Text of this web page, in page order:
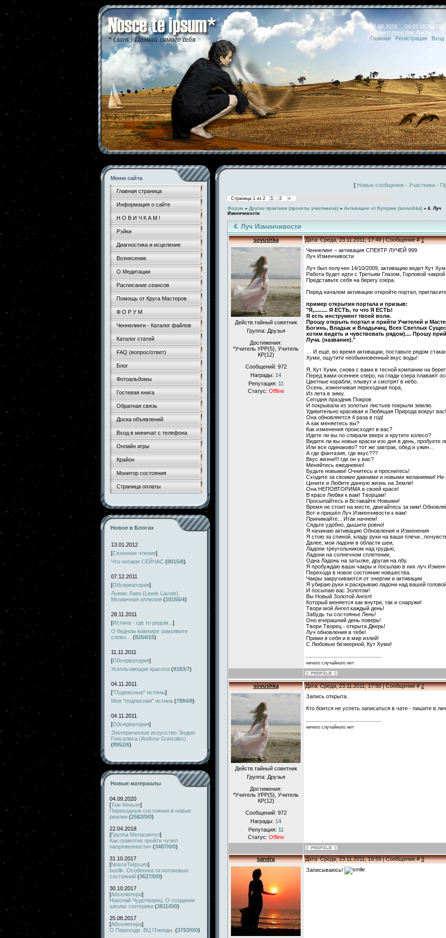
08.08.2026 04:03 МСК/СПБ
Приветствую Вас Гость
Главная | Регистрация | Вход
Меню сайта
Главная страница
Информация о сайте
Н О В И Ч К А М !
Рэйки
Диагностика и исцеление
Вознесение
О Медитации
Расписание сеансов
Помощь от Круга Мастеров
Ф О Р У М
Ченнелинги - Каталог файлов
Каталог статей
FAQ (вопрос/ответ)
Блог
Фотоальбомы
Гостевая книга
Обратная связь
Доска объявлений
Вход в миничат с телефона
Онлайн игры
Крайон
Монитор состояния
Страница оплаты
Новое в Блогах
13.01.2012
[Сезонное чтение]
Что читаем СЕЙЧАС (8015/8)
07.12.2011
[Обсерватория]
Льюис Лаво (Lewis Lavoie).
Мозаичная иллюзия (10155/4)
28.11.2011
[Истина - где то рядом... ]
О бедном вампире замолвите
слово…
(8254/15)
11.11.2011
[Обсерватория]
Ускользающая красота (9183/7)
04.11.2011
["Подписные" истины]
Моя "подписная" истина (7884/8)
04.11.2011
[Обсерватория]
Эзотерическое искусство Эндрю
Гонсалеса (Andrew Gonzalez)
(8952/6)
Новые материалы
04.09.2020
[Том Кеньон]
Переходные состояния в новые
реалии (2582/0/0)
22.04.2018
[Группа Метасинтез]
Как грамотно пройти «узел
напряженности» (3487/0/0)
31.10.2017
[NosceTeIpsum]
buzlik. Особенности потоковых
состояний (3627/0/0)
30.10.2017
[Абсолютера]
Николай Чудотворец. О создании
школы эзотерики (3811/0/0)
25.08.2017
[Абсолютера]
О Переходе. ВЦ Плеяды. (3793/0/0)
[ Новые сообщения · Участники ·
Страница 1 из 2 1 2
»
Форум » Другие практики (проекты участников) » Активации от Кутхуми (sovushka) » 4. Луч
Изменчивости
4. Луч Изменчивости
sovushka Дата: Среда, 23.11.2011, 17:49 | Сообщение #1
Действ.тайный советник
Группа: Друзья
Достижения:
*Учитель УРР(5), Учитель
КР(12)
Сообщений: 972
Награды: 14
Репутация: 11
Статус: Offline
Ченнелинг – активация СПЕКТР ЛУЧЕЙ 999
Луч Изменчивости
Луч был получен 14/10/2009, активацию ведет Кут
Работа будет идти с Третьим Глазом, Горловой
Представьте себя на берегу озера.
Перед началом активации откройте портал,
пример открытия портала и призыв:
"Я,......... Я ЕСТЬ, то что Я ЕСТЬ!
Я есть инструмент твоей воли.
Прошу открыть портал и прийти Учителей и
Богинь, Владык и Владычиц, Всех Светлых
хотим видеть и чувствовать рядом).... Прошу
Луча. (название)."
… И ещё, во время активации, поставьте рядом
Хуми, ощутите необыкновенный вкус воды!
Я, Кут Хуми, снова с вами в тесной компании на
Перед вами осеннее озеро, на глади озера плавают
Цветные корабли, плывут и смотрят в небо.
Осень, изменчивая переходная пора,
Из лета в зиму.
Сегодня праздник Покров
И покрывала из золотых листьев покрыли землю.
Удивительно красивая и Любящая Природа вокруг вас!
Она обновляется 4 раза в год!
А как меняетесь вы?
Как изменения происходят в вас?
Идете ли вы по спирали вверх и крутите колесо?
Видите ли вы новые краски изо дня в день, пробуете
Или все одинаково? тот же завтрак, обед и ужин…
А где фантазия, где вкус???
Вкус жизни!!! где он у вас?
Меняйтесь ежедневно!
Будьте новыми! Очнитесь и проснитесь!
Сходите за своими давними и новыми желаниями! Не
Цените и Любите данную жизнь на Земле!
Она НЕПОВТОРИМА в своей красе!
В красе Любви к вам! Творцам!
Просыпайтесь и Вставайте Новыми!
Время не стоит на месте, двигайтесь за ним!
Вот и пришёл Луч Изменчивости к вам!
Принимайте... Итак начнем!
Сядьте удобно, дышите ровно!
Я начинаю активацию Обновления и Изменения
Я стою за спиной, кладу руки на ваши
Далее, мои ладони в области шеи,
Ладони треугольником над грудью,
Ладони на солнечном сплетении,
Одна Ладонь на затылке, другая на лбу.
Я пробуждаю ваши чакры и посылаю в них луч
Перехода в новое состояние новшества.
Чакры закручиваются от энергии и активации
Я убираю руки и раскрываю ладони над вашей
И посыпаю вас Золотом!
Вы Новый Золотой Ангел!
Который меняется как внутри, так и снаружи!
Твори мой Ангел каждый день!
Забудь ты состоянье Лень!
Оно вчерашний день поверь!
Твори Творец - открыта Дверь!
Луч обновления в тебе!
Прими в себя и в мир излей!
С Любовью безмерной, Кут Хуми!
ничего случайного нет
sovushka Дата: Среда, 23.11.2011, 17:50 | Сообщение #2
Действ.тайный советник
Группа: Друзья
Достижения:
*Учитель УРР(5), Учитель
КР(12)
Сообщений: 972
Награды: 14
Репутация: 11
Статус: Offline
Запись открыта.
Кто боится не успеть записаться в чате - пишите в
ничего случайного нет
sandra Дата: Среда, 23.11.2011, 19:59 | Сообщение #3
Записываюсь!